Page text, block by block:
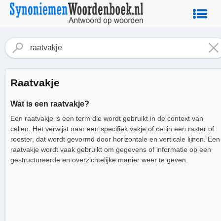
Raatvakje
Wat is een raatvakje?
Een raatvakje is een term die wordt gebruikt in de context van
cellen. Het verwijst naar een specifiek vakje of cel in een raster of
rooster, dat wordt gevormd door horizontale en verticale lijnen. Een
raatvakje wordt vaak gebruikt om gegevens of informatie op een
gestructureerde en overzichtelijke manier weer te geven.